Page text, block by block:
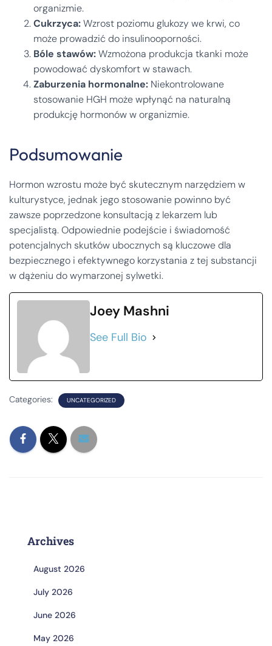
organizmie.
Cukrzyca:Wzrost poziomu glukozy we krwi, co
może prowadzić do insulinooporności.
Bóle stawów:Wzmożona produkcja tkanki może
powodować dyskomfort w stawach.
Zaburzenia hormonalne: Niekontrolowane
stosowanie HGH może wpłynąć na naturalną
produkcję hormonów w organizmie.
Podsumowanie
Hormon wzrostu może być skutecznym narzędziem w
kulturystyce, jednak jego stosowanie powinno być
zawsze poprzedzone konsultacją z lekarzem lub
specjalistą. Odpowiednie podejście i świadomość
potencjalnych skutków ubocznych są kluczowe dla
bezpiecznego i efektywnego korzystania z tej substancji
w dążeniu do wymarzonej sylwetki.
Joey Mashni
See Full Bio
Categories: UNCATEGORIZED
Archives
August 2026
July 2026
June 2026
May 2026